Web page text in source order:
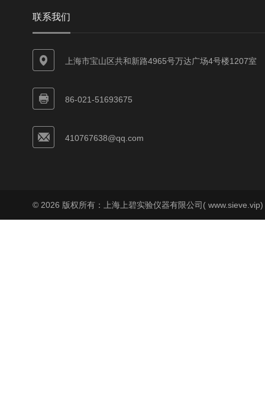
联系我们
上海市宝山区共和新路4965号万达广场4号楼1207室
86-021-51693675
410767638@qq.com
© 2026 版权所有：上海上碧实验仪器有限公司(